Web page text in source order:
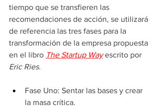
tiempo que se transfieren las
recomendaciones de acción, se utilizará
de referencia las tres fases para la
transformación de la empresa propuesta
en el libro The Startup Way escrito por
Eric Ries.
Fase Uno: Sentar las bases y crear
la masa crítica.